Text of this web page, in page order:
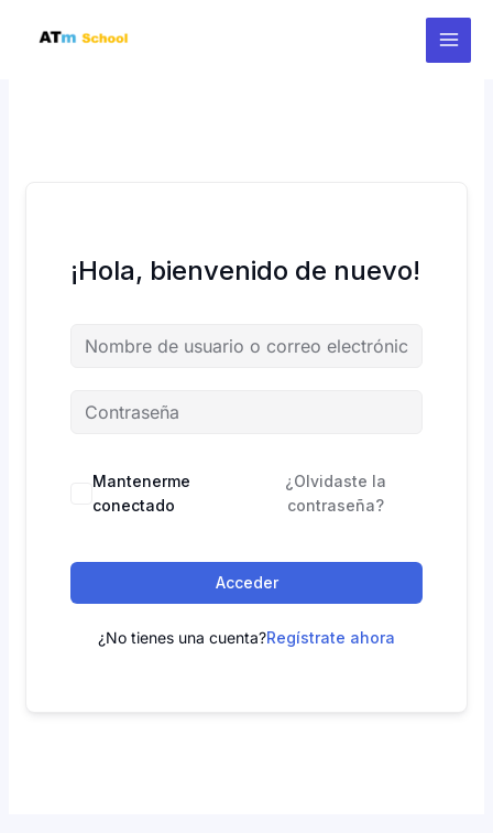
¡Hola, bienvenido de nuevo!
Mantenerme
conectado
¿Olvidaste la
contraseña?
Acceder
¿No tienes una cuenta?Regístrate ahora